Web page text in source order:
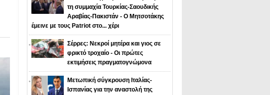
τη συμμαχία Τουρκίας-Σαουδικής
Αραβίας-Πακιστάν - Ο Μητσοτάκης
έμεινε με τους Patriot στο... χέρι
Σέρρες: Νεκροί μητέρα και γιος σε
φρικτό τροχαίο - Οι πρώτες
εκτιμήσεις πραγματογνώμονα
Μετωπική σύγκρουση Ιταλίας-
Ισπανίας για την αναστολή της